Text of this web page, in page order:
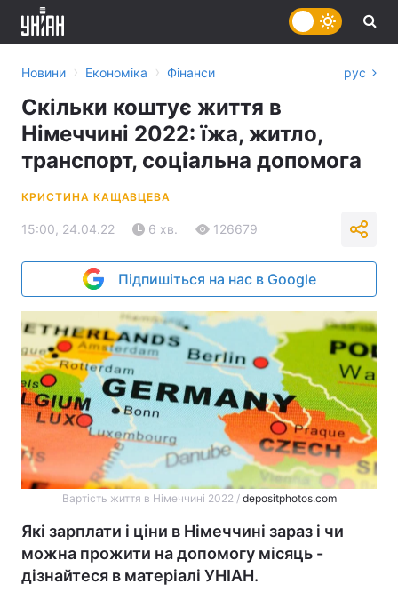
Новини › Економіка › Фінанси рус
Скільки коштує життя в
Німеччині 2022: їжа, житло,
транспорт, соціальна допомога
КРИСТИНА КАЩАВЦЕВА
15:00, 24.04.22 6 хв. 126679
Підпишіться на нас в Google
Вартість життя в Німеччині 2022 / depositphotos.com
Які зарплати і ціни в Німеччині зараз і чи
можна прожити на допомогу місяць -
дізнайтеся в матеріалі УНІАН.